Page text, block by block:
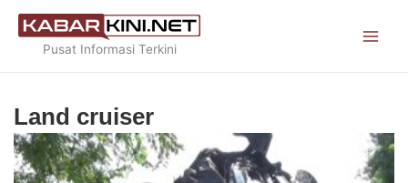
Skip
contentPusat Informasi Terkini
Land cruiser